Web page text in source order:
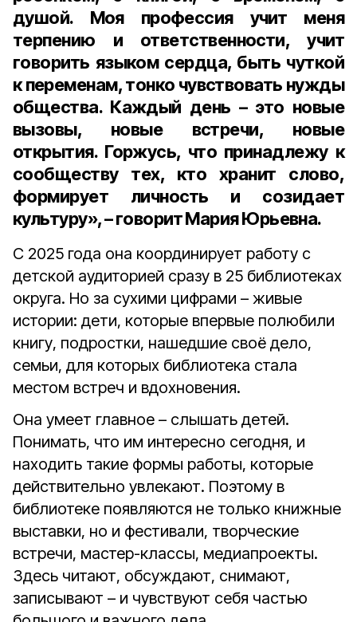
душой. Моя профессия учит меня
терпению и ответственности, учит
говорить языком сердца, быть чуткой
к переменам, тонко чувствовать нужды
общества. Каждый день – это новые
вызовы, новые встречи, новые
открытия. Горжусь, что принадлежу к
сообществу тех, кто хранит слово,
формирует личность и созидает
культуру», – говорит Мария Юрьевна.
С 2025 года она координирует работу с
детской аудиторией сразу в 25 библиотеках
округа. Но за сухими цифрами – живые
истории: дети, которые впервые полюбили
книгу, подростки, нашедшие своё дело,
семьи, для которых библиотека стала
местом встреч и вдохновения.
Она умеет главное – слышать детей.
Понимать, что им интересно сегодня, и
находить такие формы работы, которые
действительно увлекают. Поэтому в
библиотеке появляются не только книжные
выставки, но и фестивали, творческие
встречи, мастер-классы, медиапроекты.
Здесь читают, обсуждают, снимают,
записывают – и чувствуют себя частью